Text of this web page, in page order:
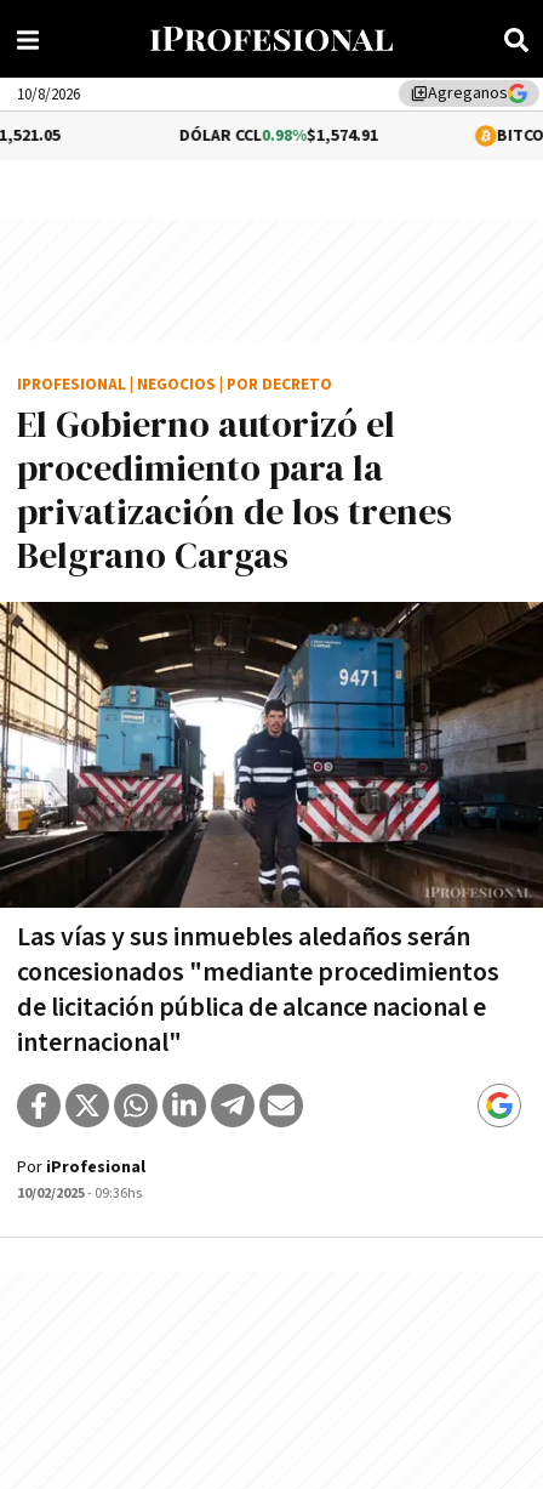
library_addAgreganos
10/8/2026
0.98%$1,574.91 -0.13%
El Gobierno autorizó el
procedimiento para la
privatización de los trenes
Belgrano Cargas
Las vías y sus inmuebles aledaños serán
concesionados "mediante procedimientos
de licitación pública de alcance nacional e
internacional"
IPROFESIONAL NEGOCIOS POR DECRETO
Por iProfesional
10/02/2025- 09:36hs